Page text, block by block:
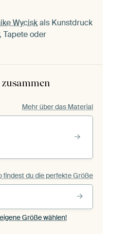
Wyciskals Kunstdruck
Tapete oder
Mehr über das Material
findest du die perfekte Größe
Größe wählen!